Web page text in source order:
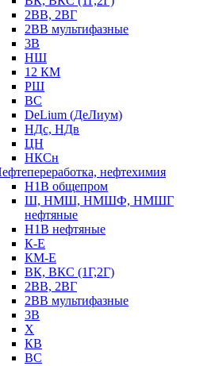
2ВВ, 2ВГ
2ВВ мультифазные
3В
НШ
12 КМ
РШ
ВС
DeLium (ДеЛиум)
НДс, НДв
ЦН
НКСн
нефтехимия
Н1В общепром
Ш, НМШ, НМШФ, НМШГ
нефтяные
Н1В нефтяные
К-Е
КМ-Е
ВК, ВКС (1Г,2Г)
2ВВ, 2ВГ
2ВВ мультифазные
3В
Х
КВ
ВС